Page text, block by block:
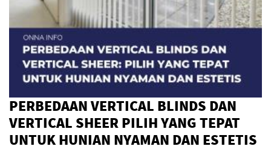
PERBEDAAN VERTICAL BLINDS DAN
VERTICAL SHEER PILIH YANG TEPAT
UNTUK HUNIAN NYAMAN DAN ESTETIS